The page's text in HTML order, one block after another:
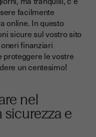
facilmente
online. In questo
sicure sul vostro sito
finanziari
le vostre
un centesimo!
nel
e